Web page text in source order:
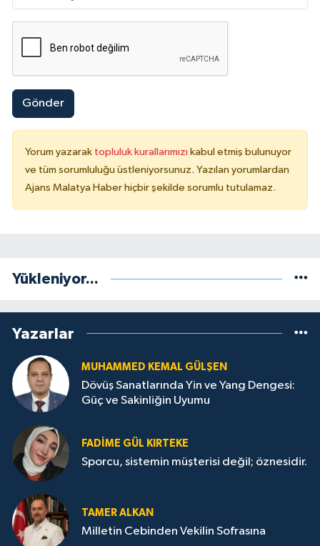
Gönder
Yorum yazarak topluluk kurallarımızı kabul etmiş bulunuyor
ve tüm sorumluluğu üstleniyorsunuz. Yazılan yorumlardan
Ajans Malatya Haber hiçbir şekilde sorumlu tutulamaz.
Yükleniyor...
Yazarlar
MUHAMMED KEMAL GÜLŞEN
Dövüş Sanatlarında Yin ve Yang Dengesi:
Güç ve Sakinliğin Uyumu
FADIME GÜL KIRTEKE
Sporcu, sistemin müşterisi değil; öznesidir.
TAMER ALKAN
Milletin Cebinden Vekilin Sofrasına